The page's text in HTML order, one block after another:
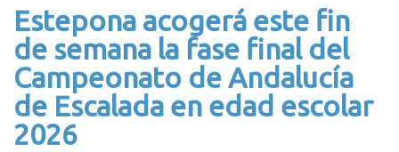
Estepona acogerá este fin
de semana la fase final del
Campeonato de Andalucía
de Escalada en edad escolar
2026